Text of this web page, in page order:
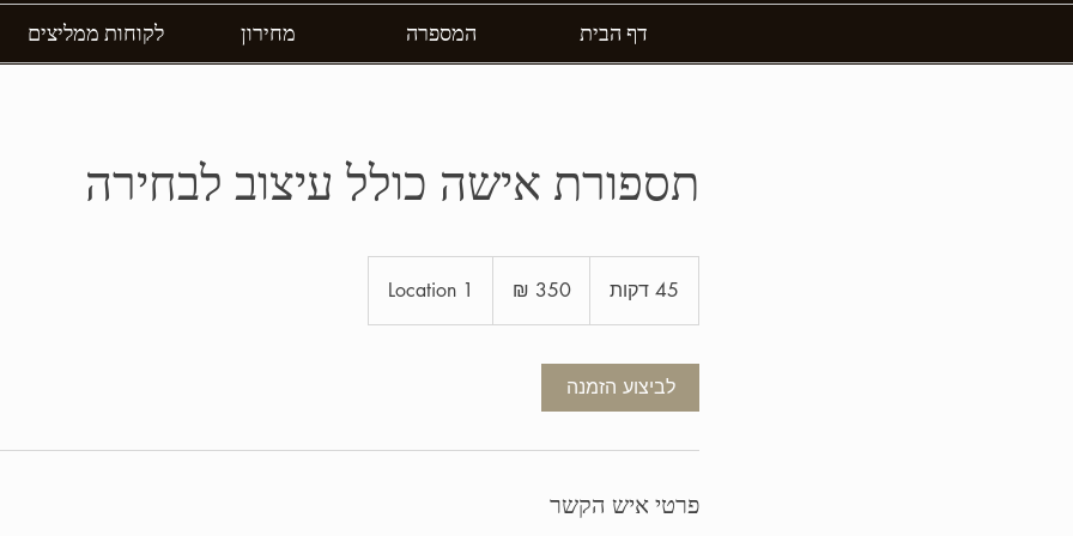
לקוחות ממליצים מחירון המספרה דף הבית
תספורת אישה כולל עיצוב לבחירה
45 דקות
5
ק
חדשים
Location 1
לביצוע הזמנה
פרטי איש הקשר